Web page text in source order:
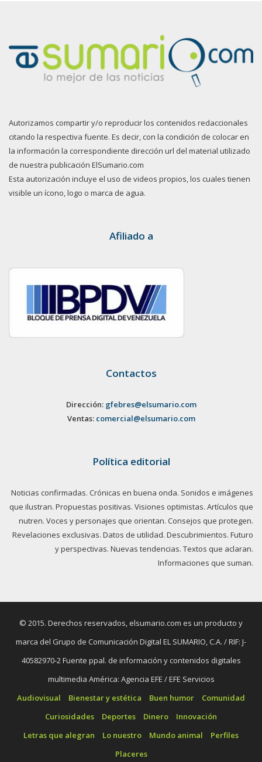
Autorizamos compartir y/o reproducir los contenidos redaccionales
citando la respectiva fuente. Es decir, con la condición de colocar en
la información la correspondiente dirección url del material utilizado
de nuestra publicación ElSumario.com
Esta autorización incluye el uso de videos propios, los cuales tienen
visible un ícono, logo o marca de agua.
Afiliado a
Contactos
Dirección: gfebres@elsumario.com
Ventas: comercial@elsumario.com
Política editorial
Noticias confirmadas. Crónicas en buena onda. Sonidos e imágenes
que ilustran. Propuestas positivas. Visiones optimistas. Artículos que
nutren. Voces y personajes que orientan. Consejos que protegen.
Revelaciones exclusivas. Datos de utilidad. Descubrimientos. Futuro
y perspectivas. Nuevas tendencias. Textos que aclaran.
Informaciones que suman.
© 2015. Derechos reservados, elsumario.com es un producto y
marca del Grupo de Comunicación Digital EL SUMARIO, C.A. / RIF: J-
40582970-2 Fuente ppal. de información y contenidos digitales
multimedia América: Agencia EFE / EFE Servicios
Audiovisual
Bienestar y estética Buen humor
Comunidad
Curiosidades
Deportes Dinero
Innovación
Letras que alegran
Lo nuestro Mundo animal
Perfiles
Placeres